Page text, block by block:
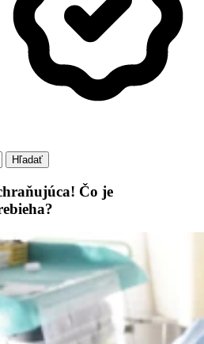
Hľadať
Čo je